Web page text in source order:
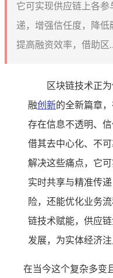
它可实现供应链上各
递，增强信任度，降低
提高融资效率，借助区
区块链技术正
融创新的全新篇章
存在信息不透明、
借其去中心化、不
解决这些痛点，它
实时共享与精准传
险，还能优化业务
链技术赋能，供应
发展，为实体经济注
在当今这个复杂多变